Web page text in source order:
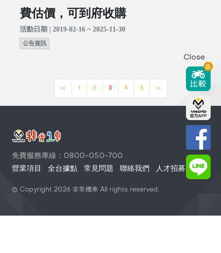
費估價，可到府收購
活動日期 | 2019-02-16 ~ 2025-11-30
公告資訊
<< 1 2 3 4 5 >>
免費服務專線：0800-050-700
營業項目
全台據點 常見問題 聯絡我們 人才招募
© Copyright 2026 非常機車 All rights reserved.
Close
0